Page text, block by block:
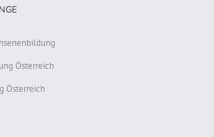
Österreich
Österreich